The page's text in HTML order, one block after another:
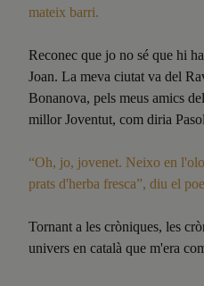
mateix barri.
Reconec que jo no sé que hi
Joan. La meva ciutat va del
Bonanova, pels meus amics
millor Joventut, com diria
“Oh, jo, jovenet. Neixo en
prats d'herba fresca”, diu el
Tornant a les cròniques, les
univers en català que m'era